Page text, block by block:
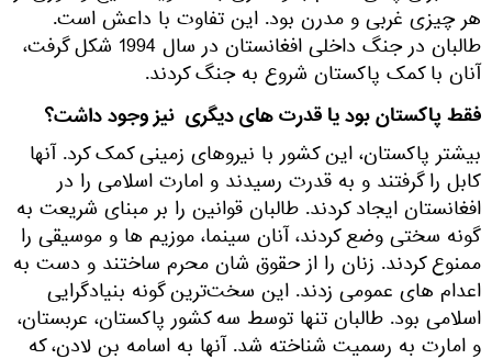
هر چیزی غربی و مدرن بود. این تفاوت با داعش است.
طالبان در جنگ داخلی افغانستان در سال 1994 شکل گرفت،
آنان با کمک پاکستان شروع به جنگ کردند.
فقط پاکستان بود یا قدرت های دیگری نیز وجود داشت؟
بیشتر پاکستان، این کشور با نیروهای زمینی کمک کرد. آنها
کابل را گرفتند و به قدرت رسیدند و امارت اسلامی را در
افغانستان ایجاد کردند. طالبان قوانین را بر مبنای شریعت به
گونه سختی وضع کردند، آنان سینما، موزیم ها و موسیقی را
ممنوع کردند. زنان را از حقوق شان محرم ساختند و دست به
اعدام های عمومی زدند. این سخت‌ترین گونه بنیادگرایی
اسلامی بود. طالبان تنها توسط سه کشور پاکستان، عربستان،
و امارت به رسمیت شناخته شد. آنها به اسامه بن لادن، که